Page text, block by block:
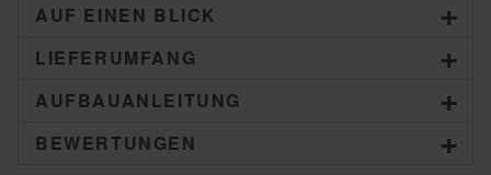
AUF EINEN BLICK
LIEFERUMFANG
AUFBAUANLEITUNG
BEWERTUNGEN